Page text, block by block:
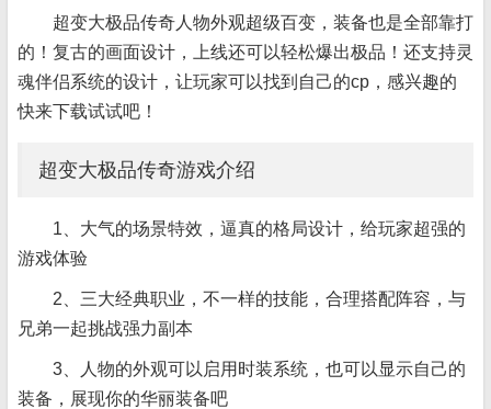
超变大极品传奇人物外观超级百变，装备也是全部靠打
的！复古的画面设计，上线还可以轻松爆出极品！还支持灵
魂伴侣系统的设计，让玩家可以找到自己的cp，感兴趣的
快来下载试试吧！
超变大极品传奇游戏介绍
1、大气的场景特效，逼真的格局设计，给玩家超强的
游戏体验
2、三大经典职业，不一样的技能，合理搭配阵容，与
兄弟一起挑战强力副本
3、人物的外观可以启用时装系统，也可以显示自己的
装备，展现你的华丽装备吧